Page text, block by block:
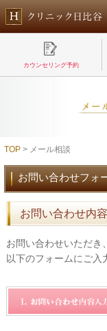
カウンセリング予約
TOP > メール相談
お問い合わせフォ
お問い合わせ内
お問い合わせいただき
以下のフォームにご入